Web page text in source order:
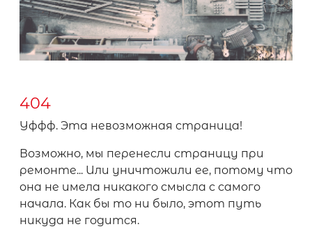
404
Уффф. Эта невозможная страница!
Возможно, мы перенесли страницу при
ремонте... Или уничтожили ее, потому что
она не имела никакого смысла с самого
начала. Как бы то ни было, этот путь
никуда не годится.